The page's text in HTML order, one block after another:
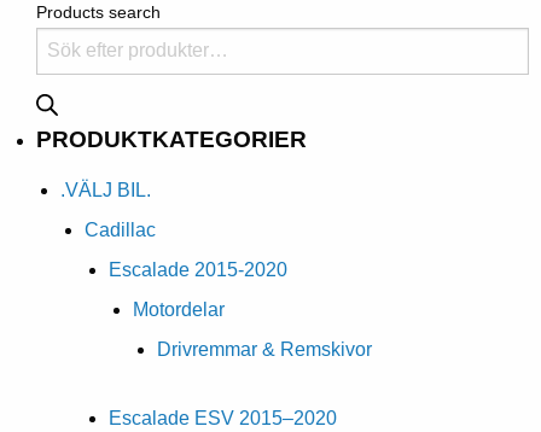
Products search
PRODUKTKATEGORIER
.VÄLJ BIL.
Cadillac
Escalade 2015-2020
Motordelar
Drivremmar & Remskivor
Escalade ESV 2015–2020